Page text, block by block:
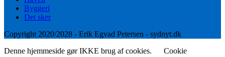
Byggeri
Det sker
Copyright 2020/2028 - Erik Egvad Petersen - sydnyt.dk
Denne hjemmeside gør IKKE brug af cookies.
Cookie